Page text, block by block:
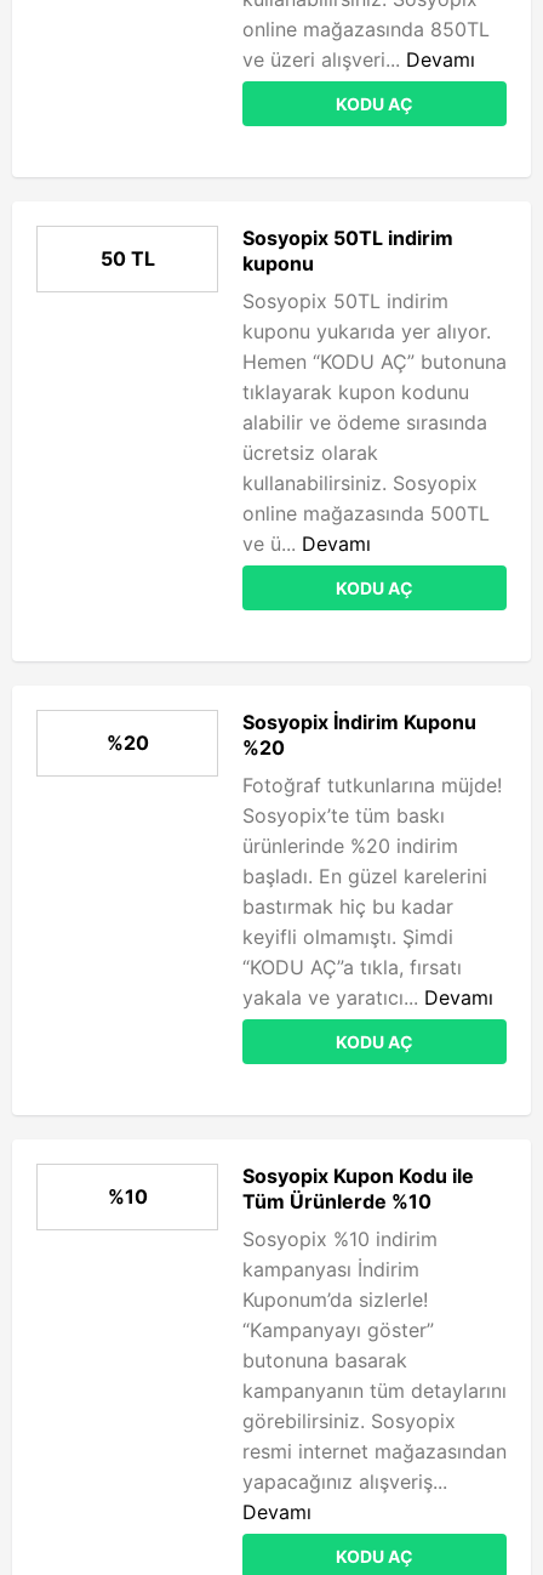
online mağazasında 850TL
ve üzeri alışveri... Devamı
KODU AÇ
50 TL
Sosyopix 50TL indirim
kuponu
Sosyopix 50TL indirim
kuponu yukarıda yer alıyor.
Hemen “KODU AÇ” butonuna
tıklayarak kupon kodunu
alabilir ve ödeme sırasında
ücretsiz olarak
kullanabilirsiniz. Sosyopix
online mağazasında 500TL
ve ü... Devamı
KODU AÇ
%20
Sosyopix İndirim Kuponu
%20
Fotoğraf tutkunlarına müjde!
Sosyopix’te tüm baskı
ürünlerinde %20 indirim
başladı. En güzel karelerini
bastırmak hiç bu kadar
keyifli olmamıştı. Şimdi
“KODU AÇ”a tıkla, fırsatı
yakala ve yaratıcı... Devamı
KODU AÇ
%10
Sosyopix Kupon Kodu ile
Tüm Ürünlerde %10
Sosyopix %10 indirim
kampanyası İndirim
Kuponum’da sizlerle!
“Kampanyayı göster”
butonuna basarak
kampanyanın tüm detaylarını
görebilirsiniz. Sosyopix
resmi internet mağazasından
yapacağınız alışveriş...
Devamı
KODU AÇ